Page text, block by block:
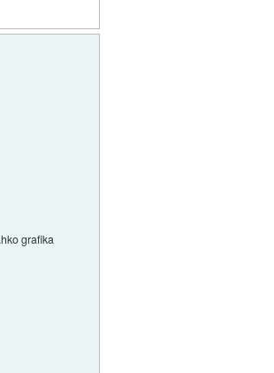
grafika